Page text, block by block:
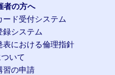
者の方へ
ード受付システム
録システム
表における倫理指針
いて
習の申請